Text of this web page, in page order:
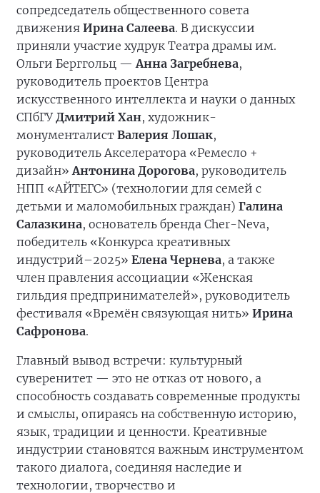
сопредседатель общественного совета
движения Ирина Салеева. В дискуссии
приняли участие худрук Театра драмы им.
Ольги Берггольц — Анна Загребнева,
руководитель проектов Центра
искусственного интеллекта и науки о данных
СПбГУ Дмитрий Хан, художник-
монументалист Валерия Лошак,
руководитель Акселератора «Ремесло +
дизайн» Антонина Дорогова, руководитель
НПП «АЙТЕГС» (технологии для семей с
детьми и маломобильных граждан) Галина
Салазкина, основатель бренда Cher-Neva,
победитель «Конкурса креативных
индустрий–2025» Елена Чернева, а также
член правления ассоциации «Женская
гильдия предпринимателей», руководитель
фестиваля «Времён связующая нить» Ирина
Сафронова.
Главный вывод встречи: культурный
суверенитет — это не отказ от нового, а
способность создавать современные продукты
и смыслы, опираясь на собственную историю,
язык, традиции и ценности. Креативные
индустрии становятся важным инструментом
такого диалога, соединяя наследие и
технологии, творчество и